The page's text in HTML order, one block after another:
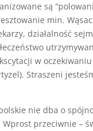
są
min.
działalność
w
Straszeni
nie dba o
Wprost przeciwnie –